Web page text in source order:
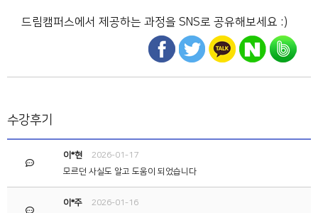
드림캠퍼스에서 제공하는 과정을 SNS로 공유해보세요 :)
수강후기
이*현
2026-01-17
모르던 사실도 알고 도움이 되었습니다
이*주
2026-01-16